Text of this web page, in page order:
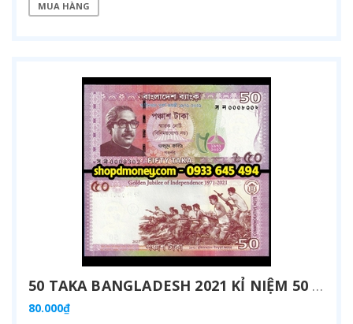
MUA HÀNG
50 TAKA BANGLADESH 2021 KỈ NIỆM 50 NĂM ĐỘC LẬP
80.000₫